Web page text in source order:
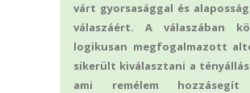
várt gyorsasággal és
válaszáért. A válaszában
logikusan megfogalmazott
sikerült kiválasztani a
ami remélem